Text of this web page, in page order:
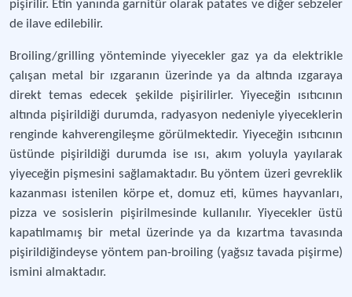
pişirilir. Etin yanında garnitür olarak patates ve diğer sebzeler
de ilave edilebilir.
Broiling/grilling yönteminde yiyecekler gaz ya da elektrikle
çalışan metal bir ızgaranın üzerinde ya da altında ızgaraya
direkt temas edecek şekilde pişirilirler. Yiyeceğin ısıtıcının
altında pişirildiği durumda, radyasyon nedeniyle yiyeceklerin
renginde kahverengileşme görülmektedir. Yiyeceğin ısıtıcının
üstünde pişirildiği durumda ise ısı, akım yoluyla yayılarak
yiyeceğin pişmesini sağlamaktadır. Bu yöntem üzeri gevreklik
kazanması istenilen körpe et, domuz eti, kümes hayvanları,
pizza ve sosislerin pişirilmesinde kullanılır. Yiyecekler üstü
kapatılmamış bir metal üzerinde ya da kızartma tavasında
pişirildiğindeyse yöntem pan-broiling (yağsız tavada pişirme)
ismini almaktadır.